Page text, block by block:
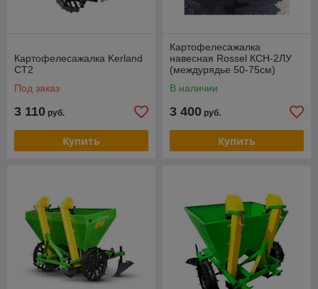
Картофелесажалка Kerland
СТ2
Под заказ
3 110 руб.
Купить
Картофелесажалка
навесная Rossel КСН-2ЛУ
(междурядье 50-75см)
В наличии
3 400 руб.
Купить